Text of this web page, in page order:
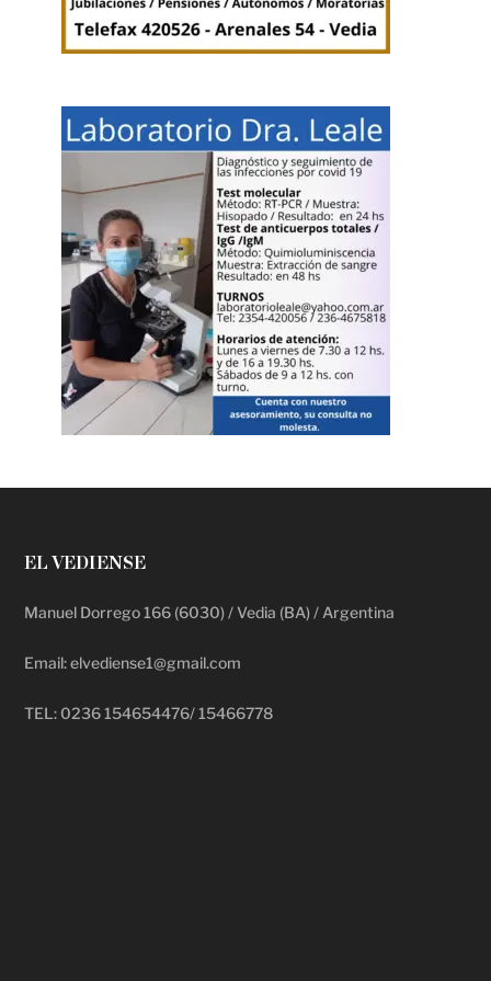
EL VEDIENSE
Manuel Dorrego 166 (6030) / Vedia (BA) / Argentina
Email: elvediense1@gmail.com
TEL: 0236 154654476/ 15466778